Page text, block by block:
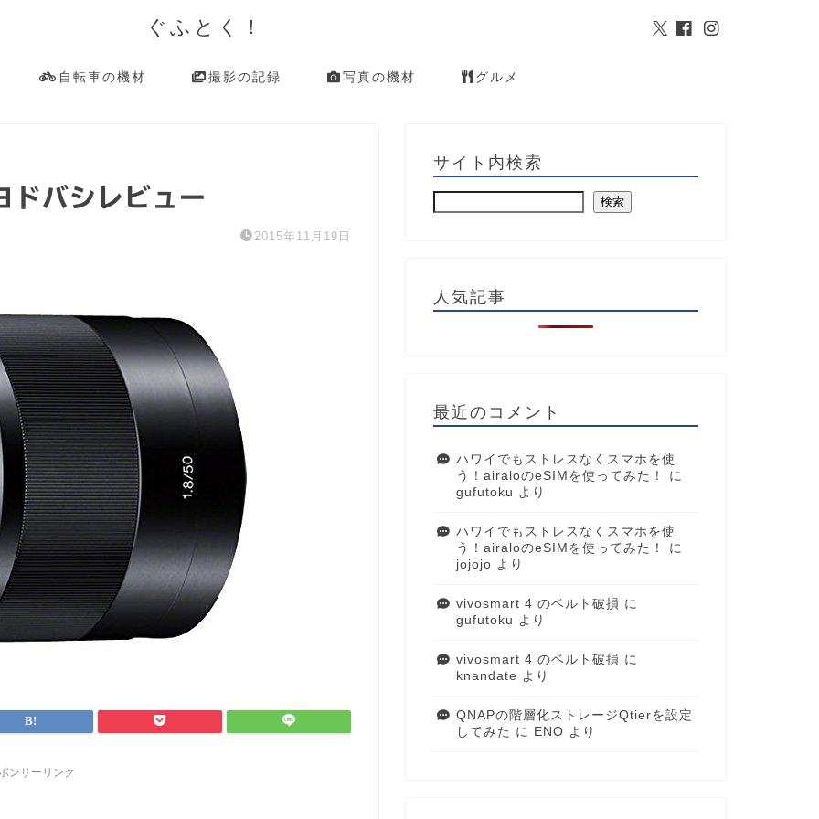
ぐふとく！
自転車の機材 撮影の記録 写真の機材 グルメ
バシレビュー
2015年11月19日
ンサーリンク
サイト内検索
検索
人気記事
最近のコメント
ハワイでもストレスなくスマホを使
う！airaloのeSIMを使ってみた！
に
gufutoku より
ハワイでもストレスなくスマホを使
う！airaloのeSIMを使ってみた！
に
jojojo より
vivosmart 4 のベルト破損 に
gufutoku より
vivosmart 4 のベルト破損 に
knandate より
QNAPの階層化ストレージQtierを設定
してみた に ENO より